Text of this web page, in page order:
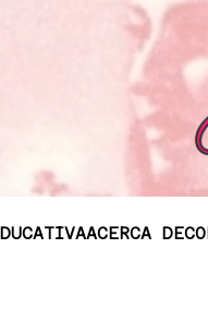
ACERCA DE